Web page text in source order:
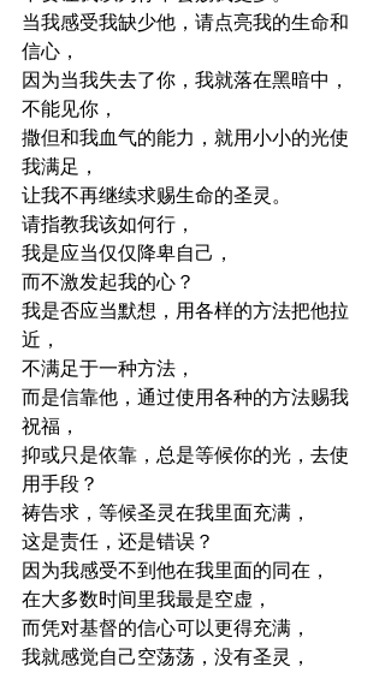
当我感受我缺少他，请点亮我的生命和
信心，
因为当我失去了你，我就落在黑暗中，
不能见你，
撒但和我血气的能力，就用小小的光使
我满足，
让我不再继续求赐生命的圣灵。
请指教我该如何行，
我是应当仅仅降卑自己，
而不激发起我的心？
我是否应当默想，用各样的方法把他拉
近，
不满足于一种方法，
而是信靠他，通过使用各种的方法赐我
祝福，
抑或只是依靠，总是等候你的光，去使
用手段？
祷告求，等候圣灵在我里面充满，
这是责任，还是错误？
因为我感受不到他在我里面的同在，
在大多数时间里我最是空虚，
而凭对基督的信心可以更得充满，
我就感觉自己空荡荡，没有圣灵，